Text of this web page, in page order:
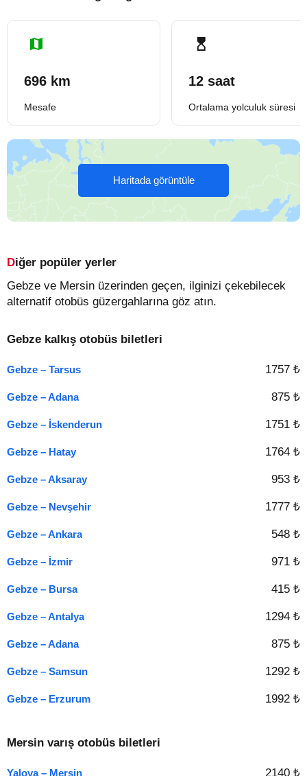
696 km
Mesafe
12 saat
Ortalama yolculuk süresi
Haritada görüntüle
Diğer popüler yerler
Gebze ve Mersin üzerinden geçen, ilginizi çekebilecek
alternatif otobüs güzergahlarına göz atın.
Gebze kalkış otobüs biletleri
Gebze – Tarsus 1757 ₺
Gebze – Adana 875 ₺
Gebze – İskenderun 1751 ₺
Gebze – Hatay 1764 ₺
Gebze – Aksaray 953 ₺
Gebze – Nevşehir 1777 ₺
Gebze – Ankara 548 ₺
Gebze – İzmir 971 ₺
Gebze – Bursa 415 ₺
Gebze – Antalya 1294 ₺
Gebze – Adana 875 ₺
Gebze – Samsun 1292 ₺
Gebze – Erzurum 1992 ₺
Mersin varış otobüs biletleri
Yalova – Mersin 2140 ₺